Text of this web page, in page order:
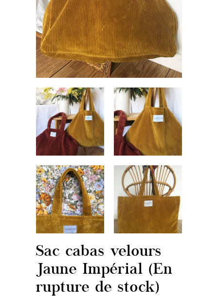
Sac cabas velours
Jaune Impérial (En
rupture de stock)